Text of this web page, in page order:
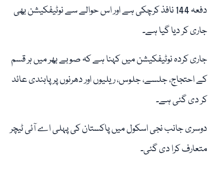
دفعہ 144 نافذ کرچکی ہے اور اس حوالے سے نوٹیفکیشن بھی
جاری کر دیا گیا ہے۔
جاری کردہ نوٹیفکیشن میں کہنا ہے کہ صوبے بھر میں ہر قسم
کے احتجاج، جلسے، جلوس، ریلیوں اور دھرنوں پر پابندی عائد
کر دی گئی ہے۔
دوسری جانب نجی اسکول میں پاکستان کی پہلی اے آئی ٹیچر
متعارف کرا دی گئی۔